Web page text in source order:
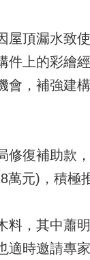
屋頂漏水致
上的彩繪
，補強建
修復補助款
元)，積極
，其中蕭
時邀請專